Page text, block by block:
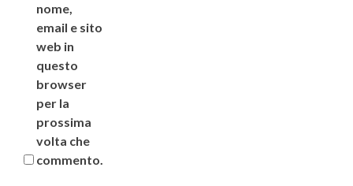
nome,
email e sito
web in
questo
browser
per la
prossima
volta che
commento.